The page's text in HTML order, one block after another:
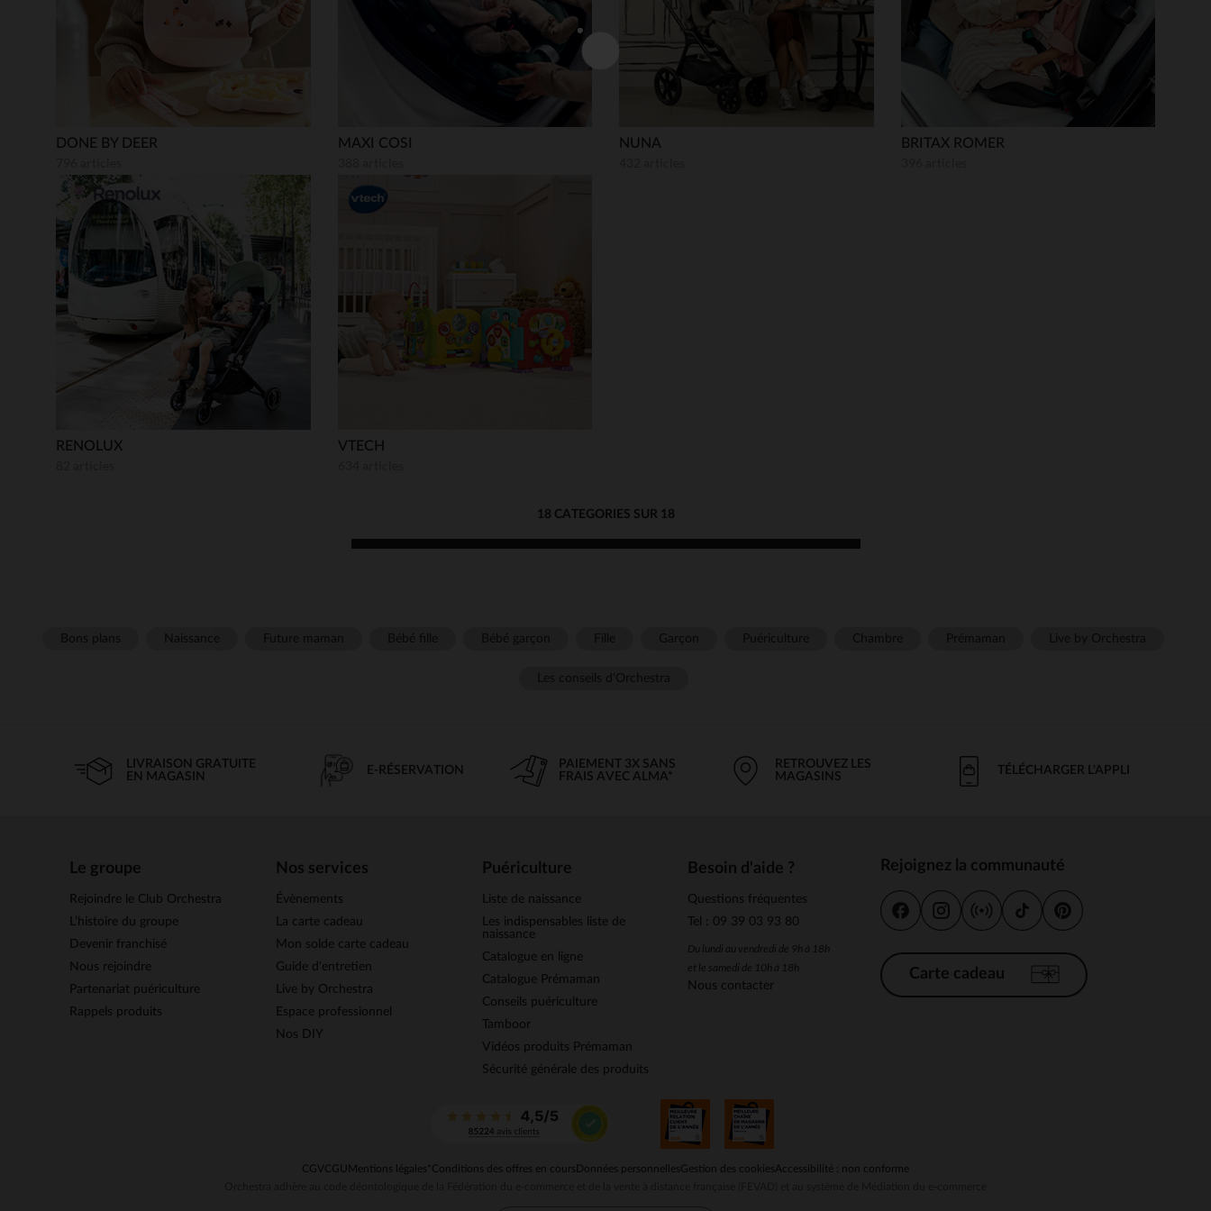
DONE BY DEER MAXI COSI NUNA BRITAX ROMER
RENOLUX VTECH
18 CATEGORIES SUR 18
LIVRAISON GRATUITE
EN MAGASIN
E-RÉSERVATION
PAIEMENT 3X SANS
FRAIS AVEC ALMA*
RETROUVEZ LES
MAGASINS
TÉLÉCHARGER L'APPLI
Le groupe
Rejoindre le Club Orchestra
L’histoire du groupe
Devenir franchisé
Nous rejoindre
Partenariat puériculture
Rappels produits
Nos services
Évènements
La carte cadeau
Mon solde carte cadeau
Guide d'entretien
Live by Orchestra
Espace professionnel
Nos DIY
Puériculture
Liste de naissance
Les indispensables liste de
naissance
Catalogue en ligne
Catalogue Prémaman
Conseils puériculture
Tamboor
Vidéos produits Prémaman
Sécurité générale des produits
Besoin d'aide ?
Questions fréquentes
Tel : 09 39 03 93 80
Du lundi au vendredi de 9h à 18h
et le samedi de 10h à 18h
Nous contacter
Rejoignez la communauté
Carte cadeau
CGVCGU Mentions légales *Conditions des offres en cours Données personnellesGestion des cookiesAccessibilité : non conforme